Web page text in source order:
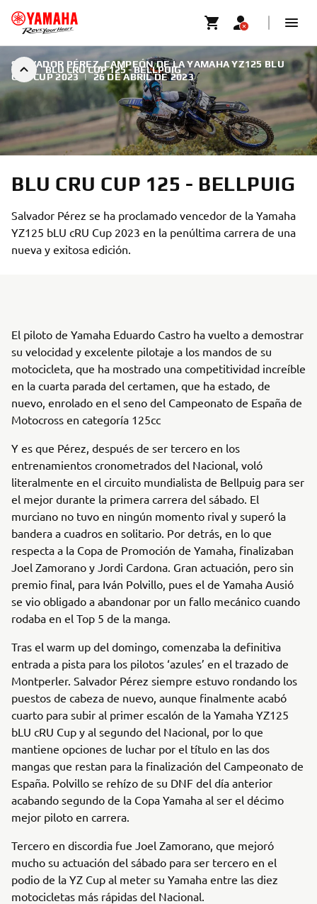
BLU CRU CUP 125 - BELLPUIG
SALVADOR PÉREZ, CAMPEÓN DE LA YAMAHA YZ125 BLU
CRU CUP 2023 | 26 DE ABRIL DE 2023
BLU CRU CUP 125 - BELLPUIG
Salvador Pérez se ha proclamado vencedor de la Yamaha
YZ125 bLU cRU Cup 2023 en la penúltima carrera de una
nueva y exitosa edición.
El piloto de Yamaha Eduardo Castro ha vuelto a demostrar
su velocidad y excelente pilotaje a los mandos de su
motocicleta, que ha mostrado una competitividad increíble
en la cuarta parada del certamen, que ha estado, de
nuevo, enrolado en el seno del Campeonato de España de
Motocross en categoría 125cc
Y es que Pérez, después de ser tercero en los
entrenamientos cronometrados del Nacional, voló
literalmente en el circuito mundialista de Bellpuig para ser
el mejor durante la primera carrera del sábado. El
murciano no tuvo en ningún momento rival y superó la
bandera a cuadros en solitario. Por detrás, en lo que
respecta a la Copa de Promoción de Yamaha, finalizaban
Joel Zamorano y Jordi Cardona. Gran actuación, pero sin
premio final, para Iván Polvillo, pues el de Yamaha Ausió
se vio obligado a abandonar por un fallo mecánico cuando
rodaba en el Top 5 de la manga.
Tras el warm up del domingo, comenzaba la definitiva
entrada a pista para los pilotos ‘azules’ en el trazado de
Montperler. Salvador Pérez siempre estuvo rondando los
puestos de cabeza de nuevo, aunque finalmente acabó
cuarto para subir al primer escalón de la Yamaha YZ125
bLU cRU Cup y al segundo del Nacional, por lo que
mantiene opciones de luchar por el título en las dos
mangas que restan para la finalización del Campeonato de
España. Polvillo se rehízo de su DNF del día anterior
acabando segundo de la Copa Yamaha al ser el décimo
mejor piloto en carrera.
Tercero en discordia fue Joel Zamorano, que mejoró
mucho su actuación del sábado para ser tercero en el
podio de la YZ Cup al meter su Yamaha entre las diez
motocicletas más rápidas del Nacional.